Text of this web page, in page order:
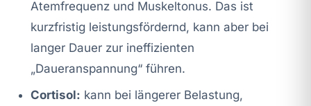
Atemfrequenz und Muskeltonus. Das ist
kurzfristig leistungsfördernd, kann aber bei
langer Dauer zur ineffizienten
„Daueranspannung“ führen.
Cortisol: kann bei längerer Belastung,